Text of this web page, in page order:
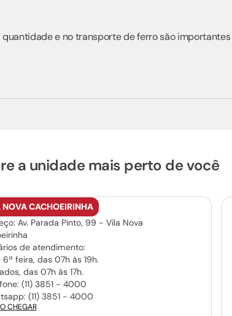
e no transporte de ferro são
a unidade mais perto de você
CACHOEIRINHA
Av. Parada Pinto, 99 - Vila Nova
de atendimento:
6ª feira, das 07h às 19h.
das 07h às 17h.
(11) 3851 - 4000
(11) 3851 - 4000
CHEGAR